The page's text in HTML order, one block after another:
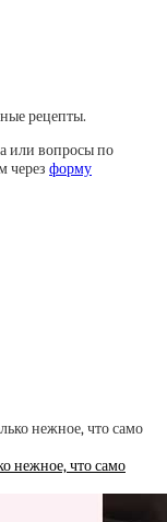
рецепты.
или вопросы по
через форму
нежное, что само